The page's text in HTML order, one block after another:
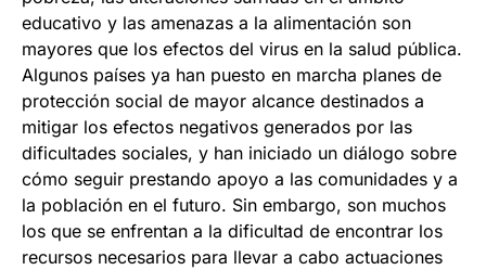
educativo y las amenazas a la alimentación son
mayores que los efectos del virus en la salud pública.
Algunos países ya han puesto en marcha planes de
protección social de mayor alcance destinados a
mitigar los efectos negativos generados por las
dificultades sociales, y han iniciado un diálogo sobre
cómo seguir prestando apoyo a las comunidades y a
la población en el futuro. Sin embargo, son muchos
los que se enfrentan a la dificultad de encontrar los
recursos necesarios para llevar a cabo actuaciones